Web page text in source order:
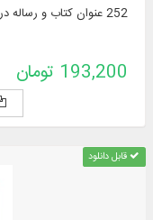
252 عنوان کتاب و رساله در 179 جلد (96 عنوان کتاب و 156 عنوان رساله)
193,200 تومان
قابل دانلود